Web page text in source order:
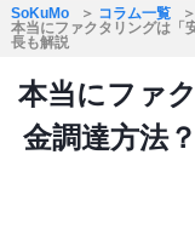
SoKuMo
コラム一覧
本当にファクタリングは「
長も解説
本当にファ
金調達方法